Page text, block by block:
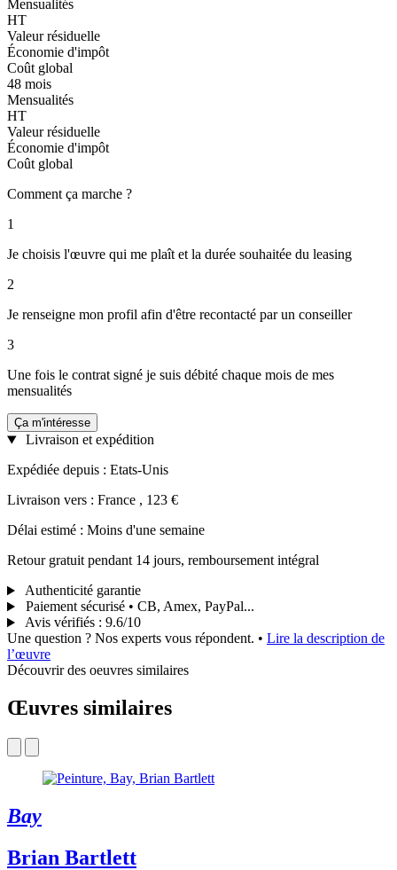
Mensualités
HT
Valeur résiduelle
Économie d'impôt
Coût global
48 mois
Mensualités
HT
Valeur résiduelle
Économie d'impôt
Coût global
Comment ça marche ?
1
Je choisis l'œuvre qui me plaît et la durée souhaitée du leasing
2
Je renseigne mon profil afin d'être recontacté par un conseiller
3
Une fois le contrat signé je suis débité chaque mois de mes
mensualités
Ça m'intéresse
Livraison et expédition
Expédiée depuis : Etats-Unis
Livraison vers : France , 123 €
Délai estimé : Moins d'une semaine
Retour gratuit pendant 14 jours, remboursement intégral
Authenticité garantie
Paiement sécurisé • CB, Amex, PayPal...
Avis vérifiés : 9.6/10
Une question ? Nos experts vous répondent. • Lire la description de
l’œuvre
Découvrir des oeuvres similaires
Œuvres similaires
Bay
Brian Bartlett